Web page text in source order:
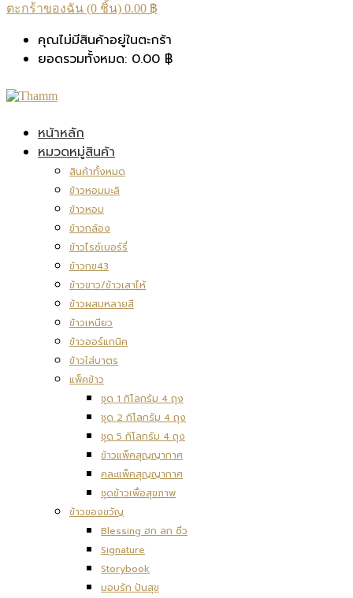
ตะกร้าของฉัน (0 ชิ้น) 0.00 ฿
คุณไม่มีสินค้าอยู่ในตะกร้า
ยอดรวมทั้งหมด: 0.00 ฿
หน้าหลัก
หมวดหมู่สินค้า
สินค้าทั้งหมด
ข้าวหอมมะลิ
ข้าวหอม
ข้าวกล้อง
ข้าวไรซ์เบอร์รี่
ข้าวกข43
ข้าวขาว/ข้าวเสาไห้
ข้าวผสมหลายสี
ข้าวเหนียว
ข้าวออร์แกนิค
ข้าวใส่บาตร
แพ็คข้าว
ชุด 1 กิโลกรัม 4 ถุง
ชุด 2 กิโลกรัม 4 ถุง
ชุด 5 กิโลกรัม 4 ถุง
ข้าวแพ็คสุญญากาศ
คละแพ็คสุญญากาศ
ชุดข้าวเพื่อสุขภาพ
ข้าวของขวัญ
Blessing ฮก ลก ซิ่ว
Signature
Storybook
มอบรัก ปันสุข